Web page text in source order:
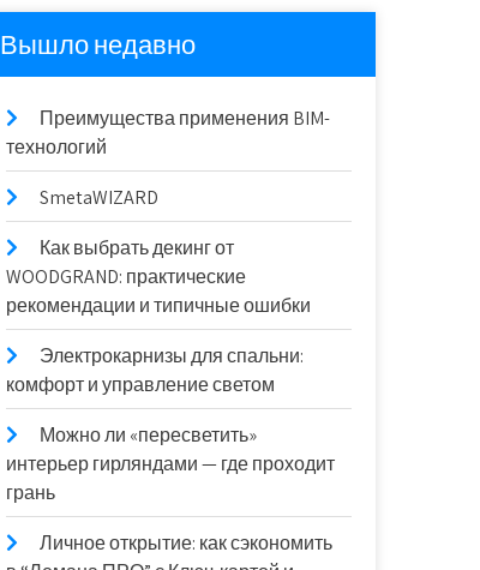
Вышло недавно
Преимущества применения BIM-
технологий
SmetaWIZARD
Как выбрать декинг от
WOODGRAND: практические
рекомендации и типичные ошибки
Электрокарнизы для спальни:
комфорт и управление светом
Можно ли «пересветить»
интерьер гирляндами — где проходит
грань
Личное открытие: как сэкономить